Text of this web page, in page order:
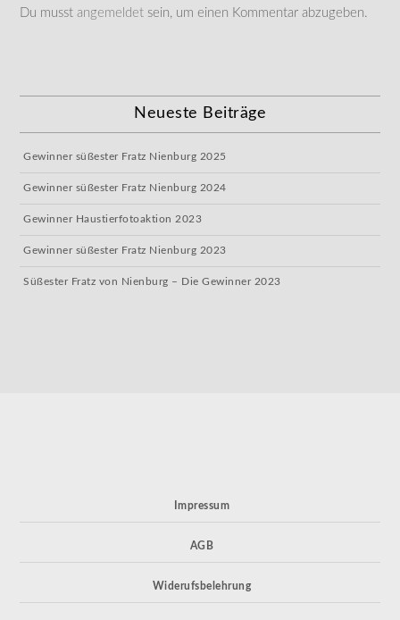
Du musstangemeldet sein, um einen Kommentar abzugeben.
Neueste Beiträge
Gewinner süßester Fratz Nienburg 2025
Gewinner süßester Fratz Nienburg 2024
Gewinner Haustierfotoaktion 2023
Gewinner süßester Fratz Nienburg 2023
Süßester Fratz von Nienburg – Die Gewinner 2023
Impressum
AGB
Widerufsbelehrung